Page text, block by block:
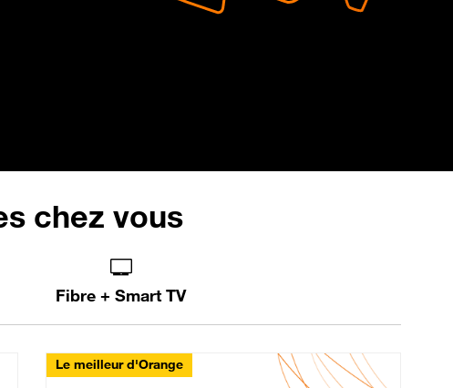
chez vous
Fibre + Smart TV
Le meilleur d'Orange